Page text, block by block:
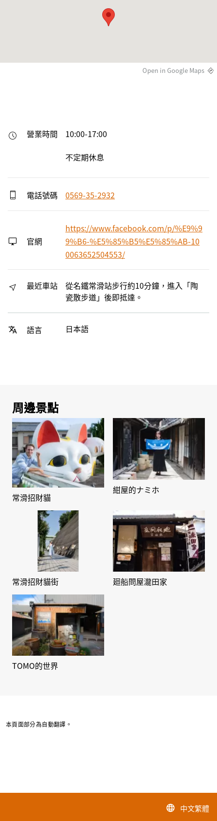
Open in Google Maps
營業時間
10:00-17:00
不定期休息
電話號碼 0569-35-2932
官網
https://www.facebook.com/p/%E9%9
9%B6-%E5%85%B5%E5%85%AB-10
0063652504553/
最近車站
從名鐵常滑站步行約10分鐘，進入「陶
瓷散步道」後即抵達。
語言 日本語
周邊景點
常滑招財貓
紺屋的ナミホ
常滑招財貓街 廻船問屋瀧田家
TOMO的世界
本頁面部分為自動翻譯。
language 中文繁體